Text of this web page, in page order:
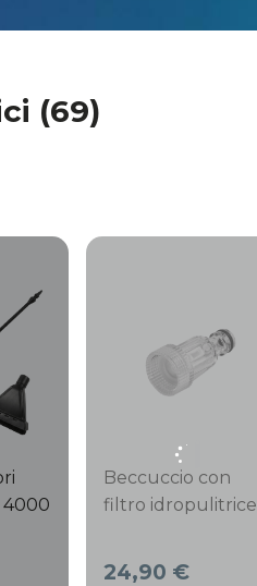
(69)
4000
Beccuccio con
filtro idropulitrice
24,90 €